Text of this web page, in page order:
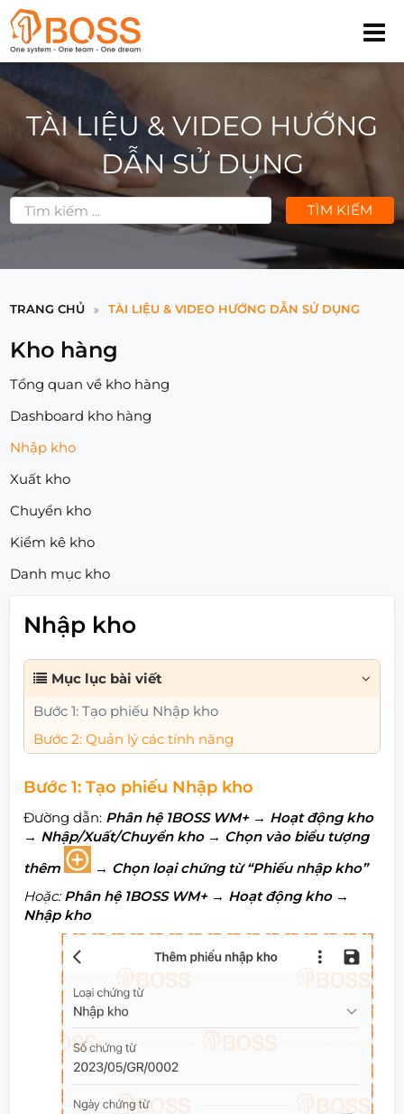
TÀI LIỆU & VIDEO HƯỚNG
DẪN SỬ DỤNG
TÌM KIẾM
TRANG CHỦ TÀI LIỆU & VIDEO HƯỚNG DẪN SỬ DỤNG
Kho hàng
Tổng quan về kho hàng
Dashboard kho hàng
Nhập kho
Xuất kho
Chuyển kho
Kiểm kê kho
Danh mục kho
Nhập kho
Mục lục bài viết
Bước 1: Tạo phiếu Nhập kho
Bước 2: Quản lý các tính năng
Bước 1: Tạo phiếu Nhập kho
Đường dẫn: Phân hệ 1BOSS WM+→ Hoạt động kho
→ Nhập/Xuất/Chuyển kho → Chọn vào biểu tượng
thêm
→ Chọn loại chứng từ “Phiếu nhập kho”
Hoặc: Phân hệ 1BOSS WM+→ Hoạt động kho →
Nhập kho